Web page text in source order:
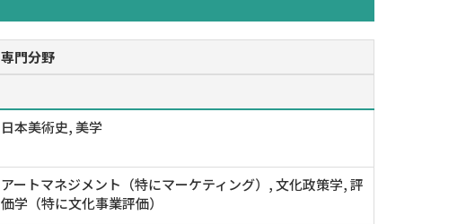
専門分野
日本美術史, 美学
アートマネジメント（特にマーケティング）, 文化政策学, 評
価学（特に文化事業評価）